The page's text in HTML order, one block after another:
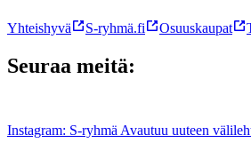
Yhteishyvä S-ryhmä.fi Osuuskaupat
Seuraa meitä:
Instagram: S-ryhmä Avautuu uuteen